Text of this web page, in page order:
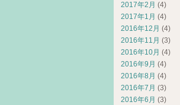
2017年2月 (4)
2017年1月 (4)
2016年12月 (4)
2016年11月 (3)
2016年10月 (4)
2016年9月 (4)
2016年8月 (4)
2016年7月 (3)
2016年6月 (3)